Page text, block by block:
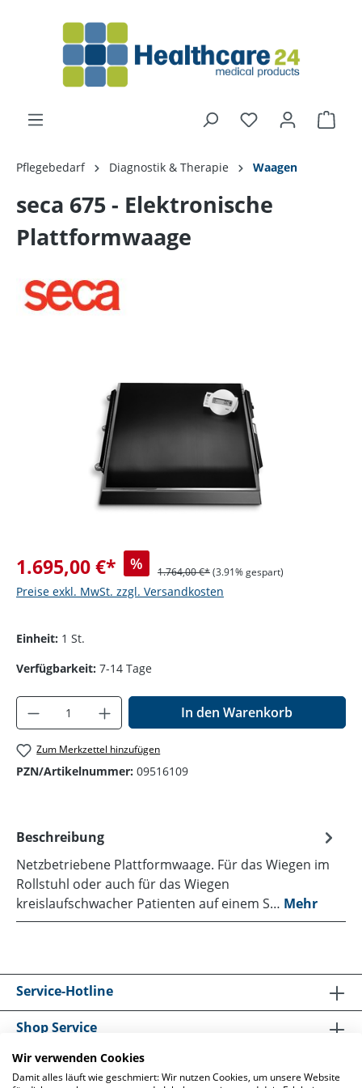
Pflegebedarf Diagnostik & Therapie Waagen
seca 675 - Elektronische
Plattformwaage
1.695,00 €* % 1.764,00 €*(3.91% gespart)
Preise exkl. MwSt. zzgl. Versandkosten
Einheit: 1 St.
Verfügbarkeit: 7-14 Tage
Produkt Anzahl: Gib den gewünschten
In den Warenkorb
Zum Merkzettel hinzufügen
PZN/Artikelnummer: 09516109
Beschreibung
Netzbetriebene Plattformwaage. Für das Wiegen im
Rollstuhl oder auch für das Wiegen
kreislaufschwacher Patienten auf einem S… Mehr
Service-Hotline
Shop Service
Informationen
Wir verwenden Cookies
Damit alles läuft wie geschmiert: Wir nutzen Cookies, um unsere Website